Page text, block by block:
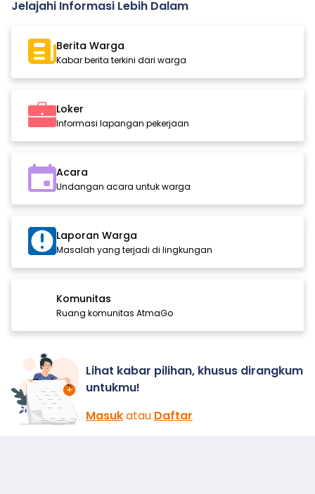
Jelajahi Informasi Lebih Dalam
Berita Warga
Kabar berita terkini dari warga
Loker
Informasi lapangan pekerjaan
Acara
Undangan acara untuk warga
Laporan Warga
Masalah yang terjadi di lingkungan
Komunitas
Ruang komunitas AtmaGo
Lihat kabar pilihan, khusus dirangkum
untukmu!
Masukatau Daftar